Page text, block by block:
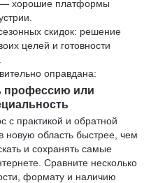
— хорошие платформы
скидок: решение
целей и готовности
оправдана:
профессию или
с практикой и обратной
новую область быстрее, чем
и сохранять самые
Сравните несколько
формату и наличию